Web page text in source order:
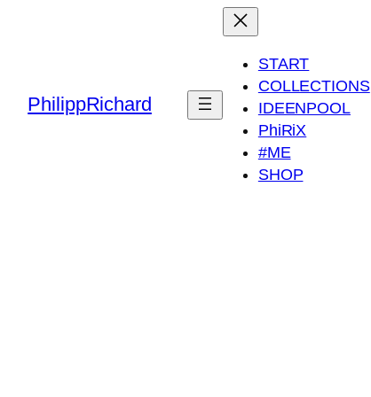
PhilippRichard
START
COLLECTIONS
IDEENPOOL
PhiRiX
#ME
SHOP